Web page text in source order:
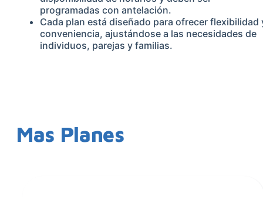
programadas con antelación.
Cada plan está diseñado para ofrecer flexibilidad
conveniencia, ajustándose a las necesidades de
individuos, parejas y familias.
Mas Planes